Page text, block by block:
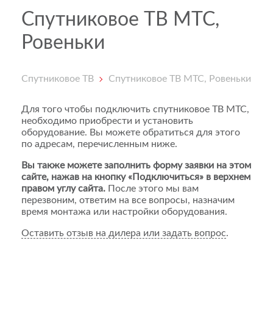
Спутниковое ТВ МТС,
Ровеньки
Спутниковое ТВ Спутниковое ТВ МТС, Ровеньки
Для того чтобы подключить спутниковое ТВ МТС,
необходимо приобрести и установить
оборудование. Вы можете обратиться для этого
по адресам, перечисленным ниже.
Вы также можете заполнить форму заявки на этом
сайте, нажав на кнопку «Подключиться» в верхнем
правом углу сайта. После этого мы вам
перезвоним, ответим на все вопросы, назначим
время монтажа или настройки оборудования.
Оставить отзыв на дилера или задать вопрос.